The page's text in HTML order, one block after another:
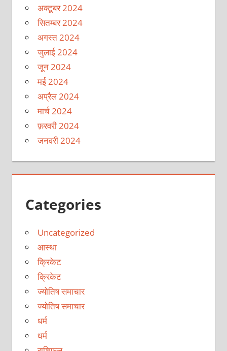
अक्टूबर 2024
सितम्बर 2024
अगस्त 2024
जुलाई 2024
जून 2024
मई 2024
अप्रैल 2024
मार्च 2024
फ़रवरी 2024
जनवरी 2024
Categories
Uncategorized
आस्था
क्रिकेट
क्रिकेट
ज्योतिष समाचार
ज्योतिष समाचार
धर्म
धर्म